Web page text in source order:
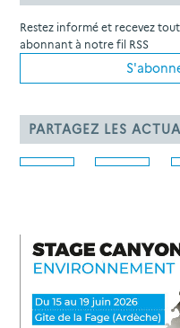
Restez informé et recevez
abonnant à notre fil RSS
PARTAGEZ LES